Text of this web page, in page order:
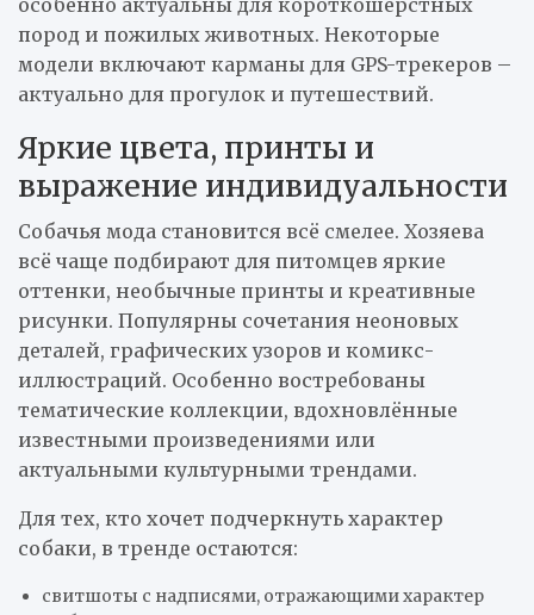
пород и пожилых животных. Некоторые
модели включают карманы для GPS-трекеров –
актуально для прогулок и путешествий.
Яркие цвета, принты и
выражение индивидуальности
Собачья мода становится всё смелее. Хозяева
всё чаще подбирают для питомцев яркие
оттенки, необычные принты и креативные
рисунки. Популярны сочетания неоновых
деталей, графических узоров и комикс-
иллюстраций. Особенно востребованы
тематические коллекции, вдохновлённые
известными произведениями или
актуальными культурными трендами.
Для тех, кто хочет подчеркнуть характер
собаки, в тренде остаются:
свитшоты с надписями, отражающими характер